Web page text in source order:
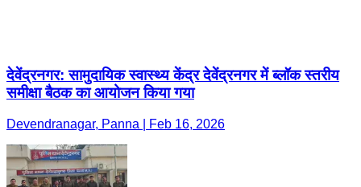
देवेंद्रनगर: सामुदायिक स्वास्थ्य केंद्र देवेंद्रनगर में ब्लॉक स्तरीय
समीक्षा बैठक का आयोजन किया गया
Devendranagar, Panna | Feb 16, 2026